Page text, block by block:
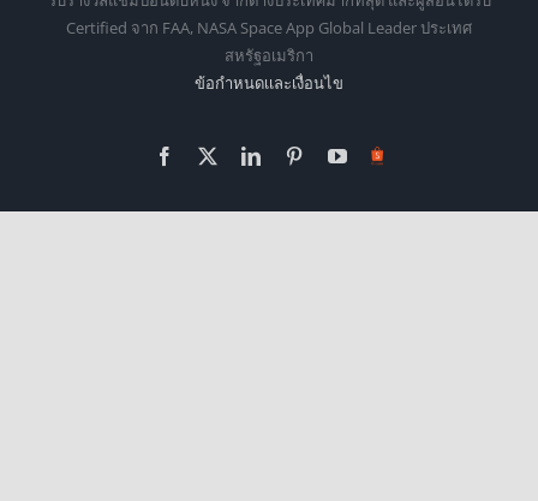
Certified จาก FAA, NASA Space App Global Leader ประเทศ
สหรัฐอเมริกา
ข้อกำหนดเเละเงื่อนไข
Facebook
X LinkedInPinterestYouTube
Https://shopee.co.th/